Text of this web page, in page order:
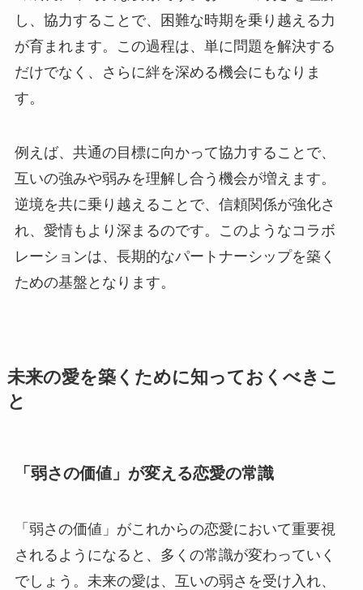
し、協力することで、困難な時期を乗り越える力
が育まれます。この過程は、単に問題を解決する
だけでなく、さらに絆を深める機会にもなりま
す。
例えば、共通の目標に向かって協力することで、
互いの強みや弱みを理解し合う機会が増えます。
逆境を共に乗り越えることで、信頼関係が強化さ
れ、愛情もより深まるのです。このようなコラボ
レーションは、長期的なパートナーシップを築く
ための基盤となります。
未来の愛を築くために知っておくべきこ
と
「弱さの価値」が変える恋愛の常識
「弱さの価値」がこれからの恋愛において重要視
されるようになると、多くの常識が変わっていく
でしょう。未来の愛は、互いの弱さを受け入れ、